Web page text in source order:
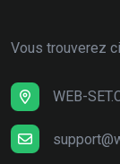
Vous trouverez
WEB-